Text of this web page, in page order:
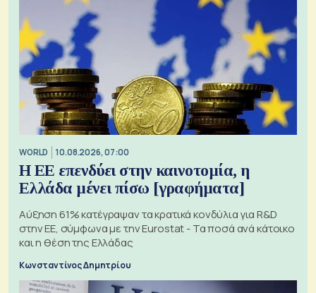
WORLD 10.08.2026, 07:00
Η ΕΕ επενδύει στην καινοτομία, η
Ελλάδα μένει πίσω [γραφήματα]
Αύξηση 61% κατέγραψαν τα κρατικά κονδύλια για R&D
στην ΕΕ, σύμφωνα με την Eurostat - Τα ποσά ανά κάτοικο
και η θέση της Ελλάδας
Κωνσταντίνος Δημητρίου